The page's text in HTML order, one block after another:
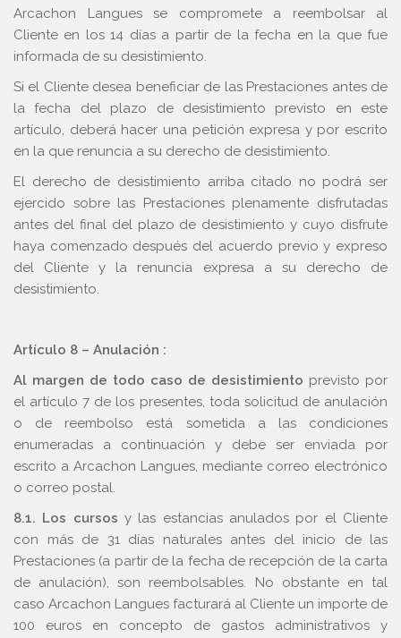
Arcachon Langues se compromete a reembolsar al
Cliente en los 14 días a partir de la fecha en la que fue
informada de su desistimiento.
Si el Cliente desea beneficiar de las Prestaciones antes de
la fecha del plazo de desistimiento previsto en este
artículo, deberá hacer una petición expresa y por escrito
en la que renuncia a su derecho de desistimiento.
El derecho de desistimiento arriba citado no podrá ser
ejercido sobre las Prestaciones plenamente disfrutadas
antes del final del plazo de desistimiento y cuyo disfrute
haya comenzado después del acuerdo previo y expreso
del Cliente y la renuncia expresa a su derecho de
desistimiento.
Artículo 8 – Anulación :
Al margen de todo caso de desistimiento previsto por
el artículo 7 de los presentes, toda solicitud de anulación
o de reembolso está sometida a las condiciones
enumeradas a continuación y debe ser enviada por
escrito a Arcachon Langues, mediante correo electrónico
o correo postal.
8.1. Los cursosy las estancias anulados por el Cliente
con más de 31 días naturales antes del inicio de las
Prestaciones (a partir de la fecha de recepción de la carta
de anulación), son reembolsables. No obstante en tal
caso Arcachon Langues facturará al Cliente un importe de
100 euros en concepto de gastos administrativos y